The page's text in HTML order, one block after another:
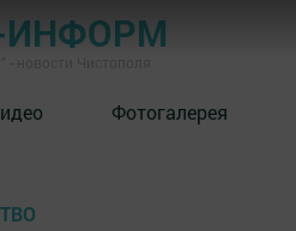
ИНФОРМ
Фотогалерея